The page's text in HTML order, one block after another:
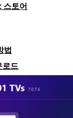
토어
법
드